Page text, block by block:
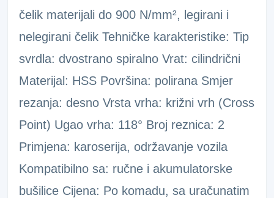
čelik materijali do 900 N/mm², legirani i
nelegirani čelik Tehničke karakteristike: Tip
svrdla: dvostrano spiralno Vrat: cilindrični
Materijal: HSS Površina: polirana Smjer
rezanja: desno Vrsta vrha: križni vrh (Cross
Point) Ugao vrha: 118° Broj reznica: 2
Primjena: karoserija, održavanje vozila
Kompatibilno sa: ručne i akumulatorske
bušilice Cijena: Po komadu, sa uračunatim